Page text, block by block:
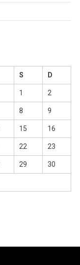
S D
1 2
8 9
15 16
22 23
29 30